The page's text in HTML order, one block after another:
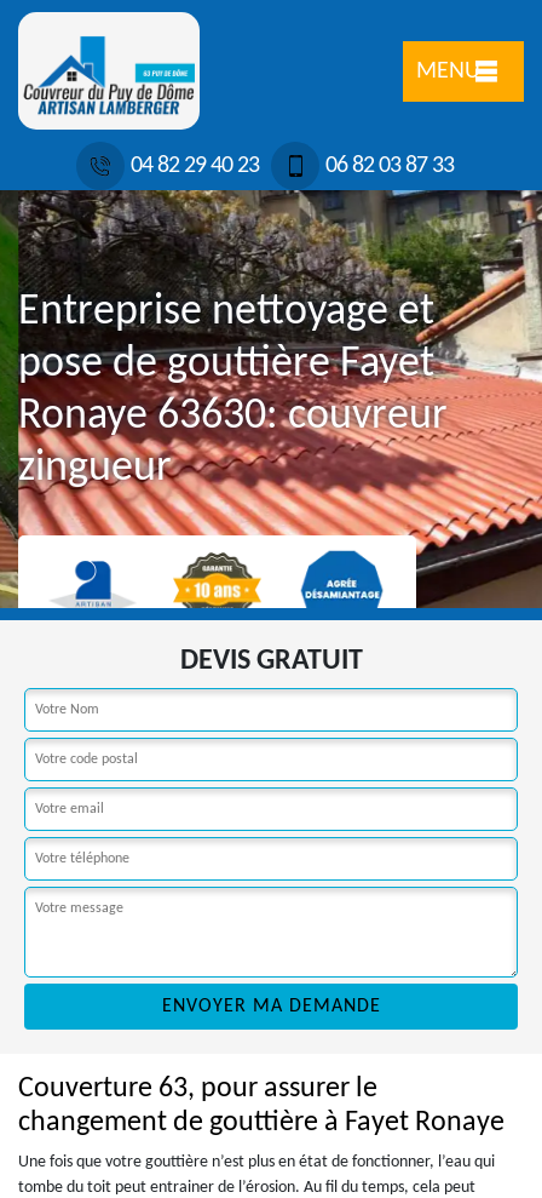
MENU
04 82 29 40 23 06 82 03 87 33
Entreprise nettoyage et
pose de gouttière Fayet
Ronaye 63630: couvreur
zingueur
DEVIS GRATUIT
Couverture 63, pour assurer le
changement de gouttière à Fayet Ronaye
Une fois que votre gouttière n’est plus en état de fonctionner, l’eau qui
tombe du toit peut entrainer de l’érosion. Au fil du temps, cela peut